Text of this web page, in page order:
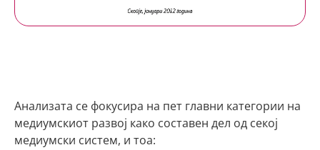
Aнализата се фокусира на пет главни категории на
медиумскиот развој како составен дел од секој
медиумски систем, и тоа: